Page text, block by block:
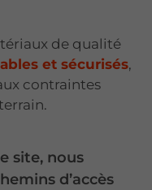
de qualité
et sécurisés,
contraintes
site, nous
d’accès